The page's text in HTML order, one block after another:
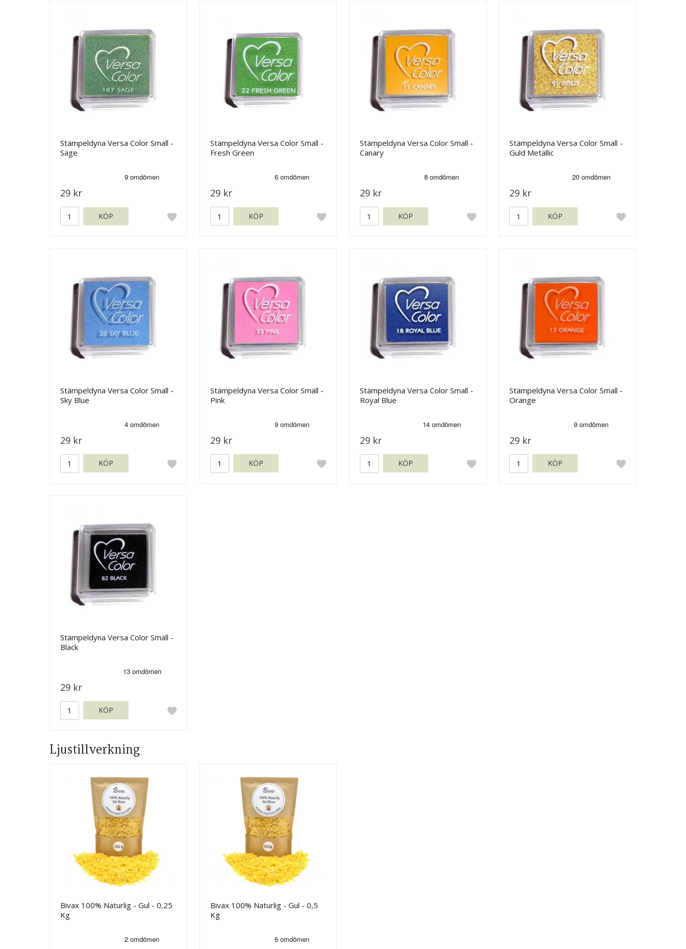
Stämpeldyna Versa Color Small -
Sage
29 kr
KÖP
Stämpeldyna Versa Color Small -
Fresh Green
29 kr
KÖP
Stämpeldyna Versa Color Small -
Canary
29 kr
KÖP
Stämpeldyna Versa Color Small -
Guld Metallic
29 kr
KÖP
Stämpeldyna Versa Color Small -
Sky Blue
29 kr
KÖP
Stämpeldyna Versa Color Small -
Pink
29 kr
KÖP
Stämpeldyna Versa Color Small -
Royal Blue
29 kr
KÖP
Stämpeldyna Versa Color Small -
Orange
29 kr
KÖP
Stämpeldyna Versa Color Small -
Black
29 kr
KÖP
Ljustillverkning
Bivax 100% Naturlig - Gul - 0,25
Kg
Bivax 100% Naturlig - Gul - 0,5
Kg